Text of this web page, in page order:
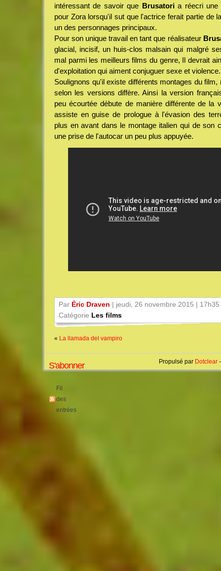
intéressant de savoir que Brusatoria réecri une
pour Zora lorsqu'il sut que l'actrice ferait partie de
un des personnages principaux.
Pour son unique travail en tant que réalisateur
glacial, incisif, un huis-clos malsain qui malgré
mal parmi les meilleurs films du genre, Il devrait
d'exploitation qui aiment conjuguer sexe et violence.
Soulignons qu'il existe différents montages du
selon les versions diffère. Ainsi la version
peu écourtée débute de manière différente de la
assiste en guise de prologue à l'évasion des
plus en avant dans le montage italien qui de son
une prise de l'autocar un peu plus appuyée.
Par Éric Draven | jeudi, 26 novembre 2015 | 17h35
Catégorie Les films
« La llamada del vampiro
S'abonner
Fil
des
entrées
Propulsé par Dotclear